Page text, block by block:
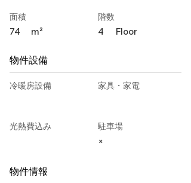
面積
74 m²
階数
4 Floor
物件設備
冷暖房設備 家具・家電
光熱費込み 駐車場
×
物件情報